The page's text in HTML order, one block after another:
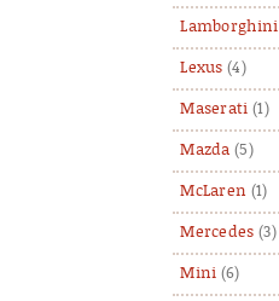
Lamborghini
Lexus (4)
Maserati (1)
Mazda (5)
McLaren (1)
Mercedes (3)
Mini (6)